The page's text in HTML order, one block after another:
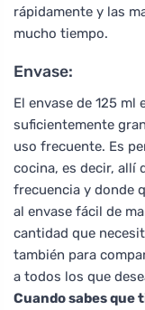
rápidamente y las
mucho tiempo.
Envase:
El envase de 125
suficientemente
uso frecuente. Es
cocina, es decir, allí
frecuencia y donde
al envase fácil de
cantidad que
también para
a todos los que
Cuando sabes que